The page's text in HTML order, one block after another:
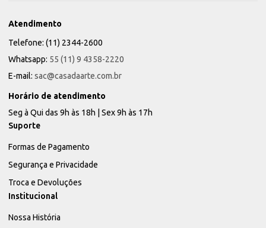
Atendimento
Telefone: (11) 2344-2600
Whatsapp: 55 (11) 9 4358-2220
E-mail: sac@casadaarte.com.br
Horário de atendimento
Seg à Qui das 9h às 18h | Sex 9h às 17h
Suporte
Formas de Pagamento
Segurança e Privacidade
Troca e Devoluções
Institucional
Nossa História